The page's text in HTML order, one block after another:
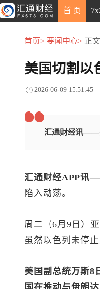
首 页
首页> 要闻中心> 正文
美国切割以
2026-06-09 15:51:45
汇通财经讯——
汇通财经APP讯
陷入动荡。
周二（6月9日）
虽然以色列未停
美国副总统万斯8
国在推动与伊朗